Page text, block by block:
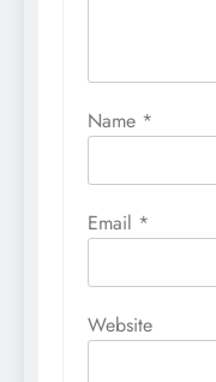
Name *
Email *
Website